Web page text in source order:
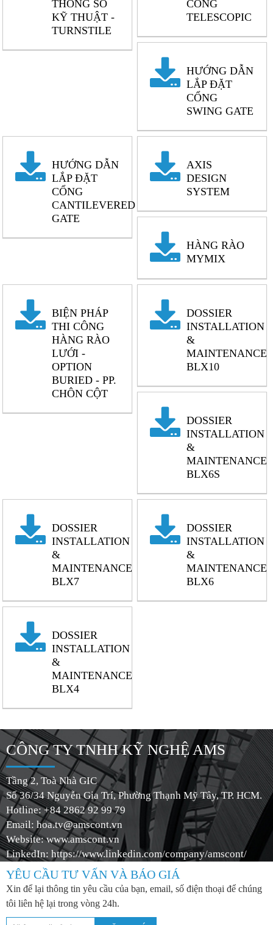
THÔNG SỐ
KỸ THUẬT -
TURNSTILE
CỔNG
TELESCOPIC
HƯỚNG DẪN
LẮP ĐẶT
CỔNG
SWING GATE
HƯỚNG DẪN
LẮP ĐẶT
CỔNG
CANTILEVERED
GATE
AXIS
DESIGN
SYSTEM
HÀNG RÀO
MYMIX
BIỆN PHÁP
THI CÔNG
HÀNG RÀO
LƯỚI -
OPTION
BURIED - PP.
CHÔN CỘT
DOSSIER
INSTALLATION
&
MAINTENANCE
BLX10
DOSSIER
INSTALLATION
&
MAINTENANCE
BLX6S
DOSSIER
INSTALLATION
&
MAINTENANCE
BLX7
DOSSIER
INSTALLATION
&
MAINTENANCE
BLX6
DOSSIER
INSTALLATION
&
MAINTENANCE
BLX4
CÔNG TY TNHH KỸ NGHỆ AMS
Tầng 2, Toà Nhà GIC
Số 36/34 Nguyễn Gia Trí, Phường Thạnh Mỹ Tây, TP. HCM.
Hotline: +84 2862 92 99 79
Email: hoa.tv@amscont.vn
Website: www.amscont.vn
LinkedIn: https://www.linkedin.com/company/amscont/
YÊU CẦU TƯ VẤN VÀ BÁO GIÁ
Xin để lại thông tin yêu cầu của bạn, email, số điện thoại để chúng
tôi liên hệ lại trong vòng 24h.